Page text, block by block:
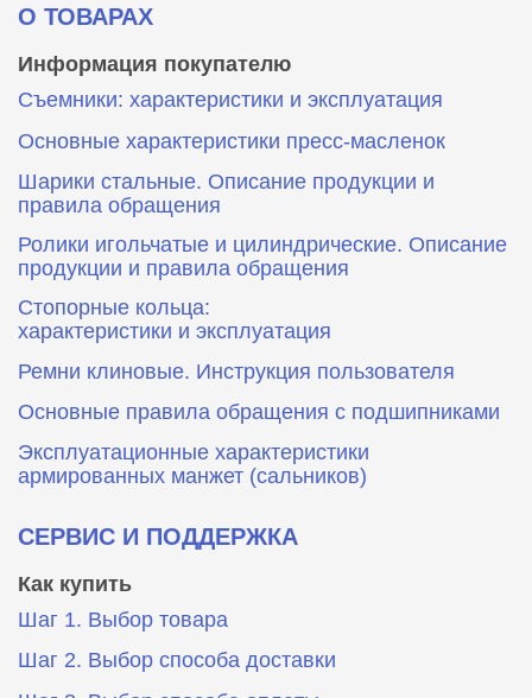
О ТОВАРАХ
Информация покупателю
Съемники: характеристики и эксплуатация
Основные характеристики пресс‑масленок
Шарики стальные. Описание продукции и
правила обращения
Ролики игольчатые и цилиндрические. Описание
продукции и правила обращения
Стопорные кольца:
характеристики и эксплуатация
Ремни клиновые. Инструкция пользователя
Основные правила обращения с подшипниками
Эксплуатационные характеристики
армированных манжет (сальников)
СЕРВИС И ПОДДЕРЖКА
Как купить
Шаг 1. Выбор товара
Шаг 2. Выбор способа доставки